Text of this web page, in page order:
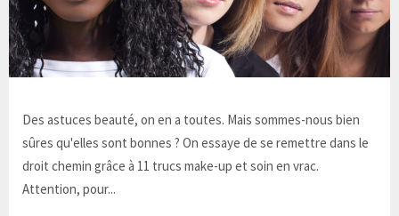
Des astuces beauté, on en a toutes. Mais sommes-nous bien
sûres qu'elles sont bonnes ? On essaye de se remettre dans le
droit chemin grâce à 11 trucs make-up et soin en vrac.
Attention, pour...